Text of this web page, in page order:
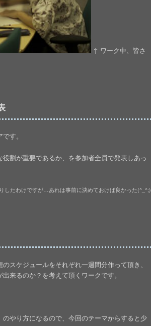
↑ ワーク中、皆さ
す。
割が重要であるか、を参加者全員で発表しあっ
したわけですが…あれは事前に決めておけば良かった(^_^;)
スケジュールをそれぞれ一週間分作って頂き、
来るのか？を考えて頂くワークです。
やり方になるので、今回のテーマからすると少